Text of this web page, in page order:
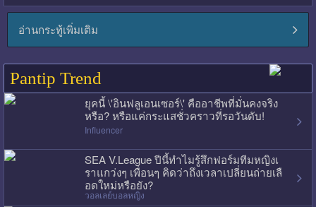
อ่านกระทู้เพิ่มเติม
Pantip Trend
ยุคนี้ \'อินฟลูเอนเซอร์\' คืออาชีพที่มั่นคงจริง
หรือ? หรือแค่กระแสชั่วคราวที่รอวันดับ!
Influencer
SEA V.League ปีนี้ทำไมรู้สึกฟอร์มทีมหญิงเ
ราแกว่งๆ เพื่อนๆ คิดว่าถึงเวลาเปลี่ยนถ่ายเลื
อดใหม่หรือยัง?
วอลเลย์บอลหญิง